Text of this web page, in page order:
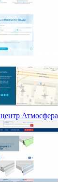
Атмосфера